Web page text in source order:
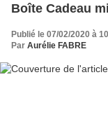
Boîte Cadeau
Publié le 07/02/2020 à
Par Aurélie FABRE